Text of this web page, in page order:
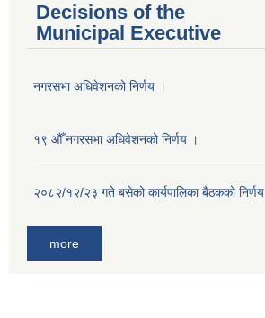
Decisions of the
Municipal Executive
नगरसभा अधिवेशनको निर्णय ।
१९ औँ नगरसभा अधिवेशनको निर्णय ।
२०८२/१२/२३ गते बसेको कार्यपालिका बैठकको निर्णय
more